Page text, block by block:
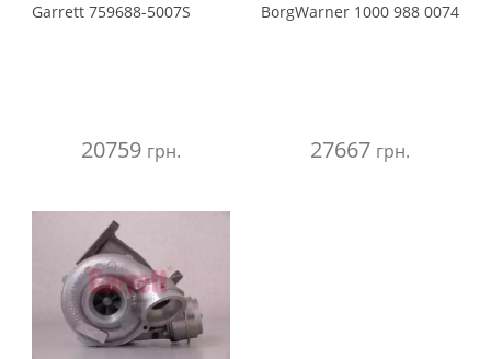
Garrett 759688-5007S
20759 грн.
BorgWarner 1000 988 0074
27667 грн.